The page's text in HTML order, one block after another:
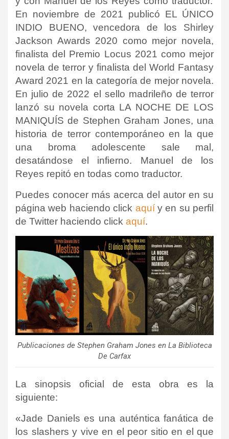
En noviembre de 2021 publicó EL ÚNICO
INDIO BUENO,vencedora de los Shirley
Jackson Awards 2020 como mejor novela,
finalista del Premio Locus 2021 como mejor
novela de terror y finalista del World Fantasy
Award 2021 en la categoría de mejor novela.
En julio de 2022 el sello madrileño de terror
lanzó su novela corta LA NOCHE DE LOS
MANIQUÍS de Stephen Graham Jones, una
historia de terror contemporáneo en la que
una broma adolescente sale mal,
desatándose el infierno. Manuel de los
Reyes repitó en todas como traductor.
Puedes conocer más acerca del autor en su
página web haciendo click aquíy en su perfil
de Twitter haciendo click aquí.
Publicaciones de Stephen Graham Jones en La Biblioteca
De Carfax
La sinopsis oficial de esta obra es la
siguiente:
«Jade Daniels es una auténtica fanática de
los slashers y vive en el peor sitio en el que